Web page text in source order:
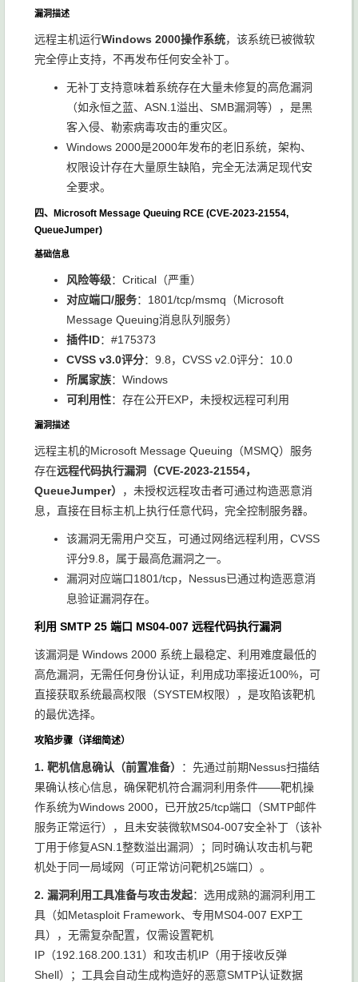
漏洞描述
远程主机运行Windows 2000操作系统，该系统已被微软
完全停止支持，不再发布任何安全补丁。
无补丁支持意味着系统存在大量未修复的高危漏洞
（如永恒之蓝、ASN.1溢出、SMB漏洞等），是黑
客入侵、勒索病毒攻击的重灾区。
Windows 2000是2000年发布的老旧系统，架构、
权限设计存在大量原生缺陷，完全无法满足现代安
全要求。
四、Microsoft Message Queuing RCE (CVE-2023-21554,
QueueJumper)
基础信息
风险等级：Critical（严重）
对应端口/服务： 1801/tcp/msmq （Microsoft
Message Queuing消息队列服务）
插件ID：#175373
CVSS v3.0评分：9.8，CVSS v2.0评分：10.0
所属家族：Windows
可利用性：存在公开EXP，未授权远程可利用
漏洞描述
远程主机的Microsoft Message Queuing（MSMQ）服务
存在远程代码执行漏洞（CVE-2023-21554，
QueueJumper）
，未授权远程攻击者可通过构造恶意消
息，直接在目标主机上执行任意代码，完全控制服务器。
该漏洞无需用户交互，可通过网络远程利用，CVSS
评分9.8，属于最高危漏洞之一。
漏洞对应端口1801/tcp，Nessus已通过构造恶意消
息验证漏洞存在。
利用 SMTP 25 端口 MS04-007 远程代码执行漏洞
该漏洞是 Windows 2000 系统上最稳定、利用难度最低的
高危漏洞，无需任何身份认证，利用成功率接近100%，可
直接获取系统最高权限（SYSTEM权限），是攻陷该靶机
的最优选择。
攻陷步骤（详细简述）
1. 靶机信息确认（前置准备）
：先通过前期Nessus扫描结
果确认核心信息，确保靶机符合漏洞利用条件——靶机操
作系统为Windows 2000，已开放25/tcp端口（SMTP邮件
服务正常运行），且未安装微软MS04-007安全补丁（该补
丁用于修复ASN.1整数溢出漏洞）；同时确认攻击机与靶
机处于同一局域网（可正常访问靶机25端口）。
2. 漏洞利用工具准备与攻击发起：选用成熟的漏洞利用工
具（如Metasploit Framework、专用MS04-007 EXP工
具），无需复杂配置，仅需设置靶机
IP（192.168.200.131）和攻击机IP（用于接收反弹
Shell）；工具会自动生成构造好的恶意SMTP认证数据